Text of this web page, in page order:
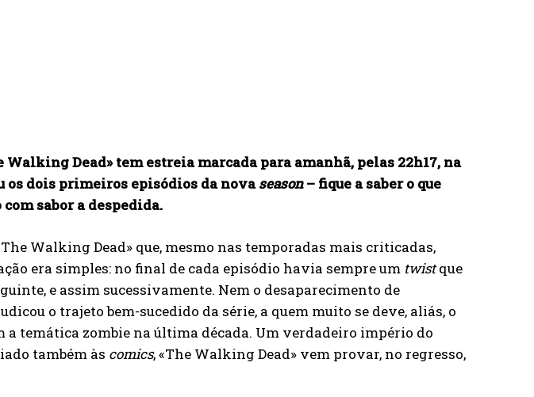
Walking Dead» tem estreia marcada para amanhã, pelas 22h17, na
os dois primeiros episódios da novaseason– fique a saber o que
sabor a despedida.
Walking Dead» que, mesmo nas temporadas mais criticadas,
era simples: no final de cada episódio havia sempre um twistque
e assim sucessivamente. Nem o desaparecimento de
o trajeto bem-sucedido da série, a quem muito se deve, aliás, o
a temática zombie na última década. Um verdadeiro império do
também às comics, «The Walking Dead» vem provar, no regresso,